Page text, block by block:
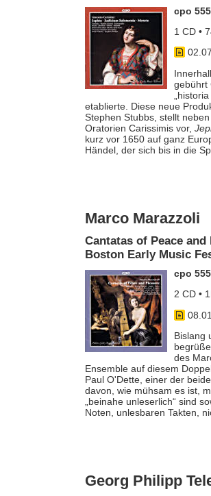
cpo
1 CD •
gebührt
etablierte. Diese neue
Stephen Stubbs, stellt
Oratorien Carissimis vor,
kurz vor 1650 auf ganz
Händel, der sich bis in die
Marco Marazzoli
Cantatas of Peace and
Boston Early Music
cpo
2 CD •
Bislang
des
Ensemble auf diesem
Paul O'Dette, einer der
davon, wie mühsam es ist,
„beinahe unleserlich“ sind
Noten, unlesbaren Takten,
Georg Philipp